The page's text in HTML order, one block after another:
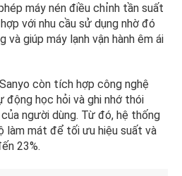
máy nén điều chỉnh tần suất
với nhu cầu sử dụng nhờ đó
giúp máy lạnh vận hành êm ái
còn tích hợp công nghệ
động học hỏi và ghi nhớ thói
người dùng. Từ đó, hệ thống
làm mát để tối ưu hiệu suất và
23%.